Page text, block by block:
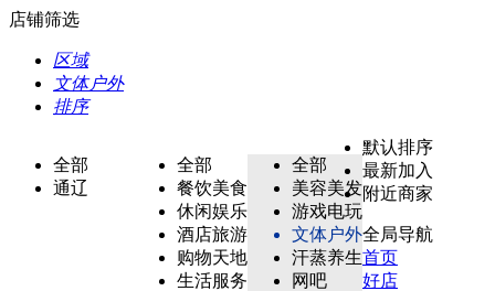
店铺筛选
区域
文体户外
排序
全部
通辽
全部
餐饮美食
休闲娱乐
酒店旅游
购物天地
生活服务
全部
美容美发
游戏电玩
文体户外
汗蒸养生
网吧
默认排序
最新加入
附近商家
全局导航
首页
好店